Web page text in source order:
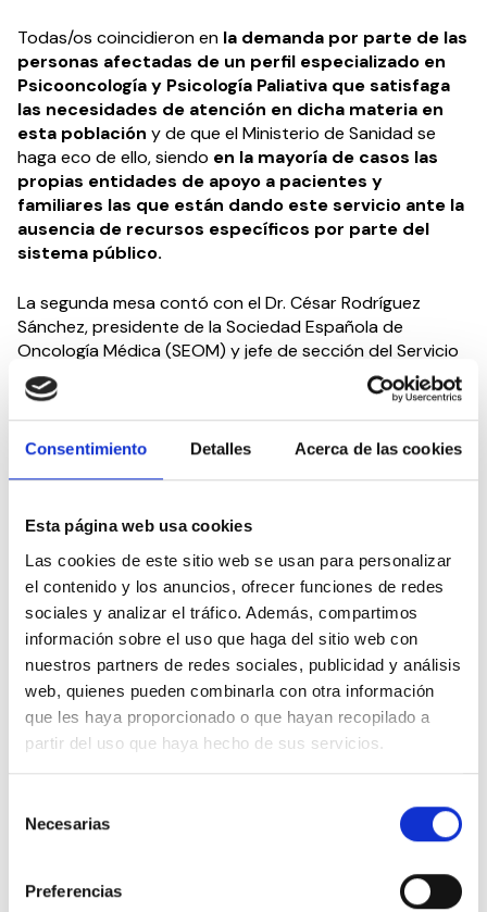
Consentimiento Detalles Acerca de las cookies
Esta página web usa cookies
Las cookies de este sitio web se usan para personalizar
el contenido y los anuncios, ofrecer funciones de redes
sociales y analizar el tráfico. Además, compartimos
información sobre el uso que haga del sitio web con
nuestros partners de redes sociales, publicidad y análisis
web, quienes pueden combinarla con otra información
que les haya proporcionado o que hayan recopilado a
partir del uso que haya hecho de sus servicios.
Necesarias
Preferencias
Todas/os coincidieron en la demanda por parte de las
personas afectadas de un perfil especializado en
Psicooncología y Psicología Paliativa que satisfaga
las necesidades de atención en dicha materia en
esta población y de que el Ministerio de Sanidad se
haga eco de ello, siendo en la mayoría de casos las
propias entidades de apoyo a pacientes y
familiares las que están dando este servicio ante la
ausencia de recursos específicos por parte del
sistema público.
La segunda mesa contó con el Dr. César Rodríguez
Sánchez, presidente de la Sociedad Española de
Oncología Médica (SEOM) y jefe de sección del Servicio
de Oncología Médica del Hospital Clínico Universitario de
Salamanca; la Dra. Carmen Rubio Rodríguez, presidenta
de la Sociedad Española de Oncología Radioterápica
(SEOR) y jefa de servicio Oncología Radioterápica
presidenta de la Sociedad Española de Cuidados
Paliativos (SECPAL) y adjunta en el Servicio de Oncología
Médica del Hospital Universitario de Fuenlabrada; y la
Dra. Lucrecia Yáñez San Segundo, miembro de la Junta
Directiva de la Sociedad de Hematoterapia y
Hematología (SEHH) y médica especialista en
Hematología del Hospital Marqués de Valdecilla
(Santander).
Las principales sociedades científicas apoyaron
abiertamente la demanda de esta especialidad,
de calidad por parte del sistema, incidiendo en que
el tratamiento psicológico especializado debe
como un elemento
de calidad asistencial en oncología, de forma continuada